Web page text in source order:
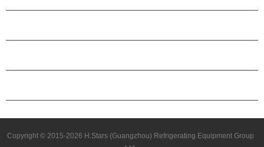
Copyright © 2015-2026 H.Stars (Guangzhou) Refrigerating Equipment Group